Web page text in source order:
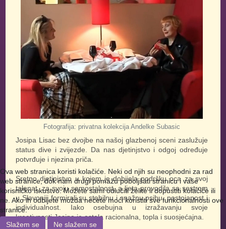
Fotografija: privatna kolekcija Andelke Subasic
Josipa Lisac bez dvojbe na našoj glazbenoj sceni zaslužuje
status dive i zvijezde. Da nas djetinjstvo i odgoj određuje
potvrđuje i njezina priča.
Sretno djetinjstvo u kojem je dobijala podršku oca za svoj
talenat, za svoju samostalnost, a ljeta provodila sa sestrom
u Slavoniji formirali su stabilnu i snažnu psihu, postojanost i
individualnost. Iako osebujna u izražavanju svoje
kreativnosti Josipa je ostala racionalna, topla i suosjećajna.
Ova web stranica koristi kolačiće. Neki od njih su neophodni za rad
web stranice, dok nam drugi pomažu poboljšati stranicu i vaše
korisničko iskustvo. Možete sami odlučiti želite li dopustiti kolačiće ili
ne. Ako ih odbijete možda nećete moći koristiti sve funkcionalnosti ove
stranice.
Slažem se
Ne slažem se